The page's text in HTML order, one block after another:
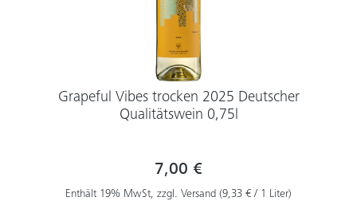
Grapeful Vibes trocken 2025 Deutscher
Qualitätswein 0,75l
7,00 €
Enthält 19% MwSt, zzgl. Versand (9,33 € / 1 Liter)